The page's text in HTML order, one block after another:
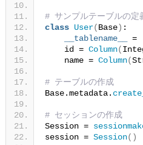
# サンプルテーブルの定
class User(Base) :
__tablename__
=
    id =
Column(
    name =
Column(
# テーブルの作成
Base.metadata.
# セッションの作成
Session =
session = Session()